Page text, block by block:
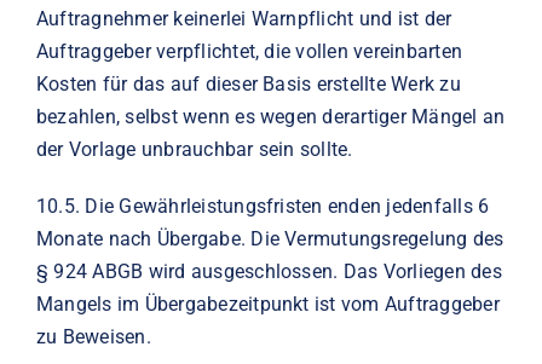
Auftragnehmer keinerlei Warnpflicht und ist der
Auftraggeber verpflichtet, die vollen vereinbarten
Kosten für das auf dieser Basis erstellte Werk zu
bezahlen, selbst wenn es wegen derartiger Mängel an
der Vorlage unbrauchbar sein sollte.
10.5. Die Gewährleistungsfristen enden jedenfalls 6
Monate nach Übergabe. Die Vermutungsregelung des
§ 924 ABGB wird ausgeschlossen. Das Vorliegen des
Mangels im Übergabezeitpunkt ist vom Auftraggeber
zu Beweisen.